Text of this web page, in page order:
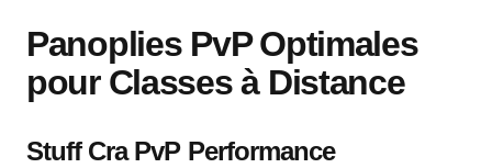
Panoplies PvP Optimales
pour Classes à Distance
Stuff Cra PvP Performance